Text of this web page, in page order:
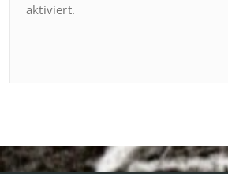
aktiviert.